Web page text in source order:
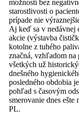
možností bez
starostlivosti o
prípade nie
Aj keď sa v nedávnej
akcie (výstavba
kotolne z tuhého
značná, vzhľadom na
všetkých už
dnešného
posledného obdobia
pohľad s časovým
smerovanie dnes
PL.